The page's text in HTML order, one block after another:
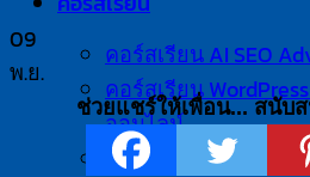
คอร์สเรียน AI SEO
คอร์สเรียน
ออนไลน์
คอร์สเรียนสด
09
พ.ย.
ช่วยแชร์ให้เพื่อน... สนับ